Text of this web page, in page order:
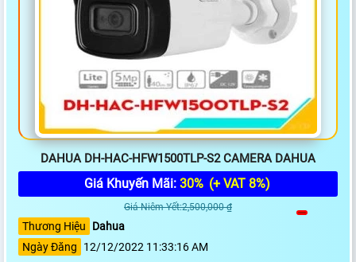
DAHUA DH-HAC-HFW1500TLP-S2 CAMERA DAHUA
Giá Khuyến Mãi: 30% (+ VAT 8%)
Giá Niêm Yết:2,500,000 ₫
Thương Hiệu
Dahua
Ngày Đăng
12/12/2022 11:33:16 AM